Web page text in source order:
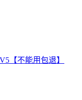
【不能用包退】